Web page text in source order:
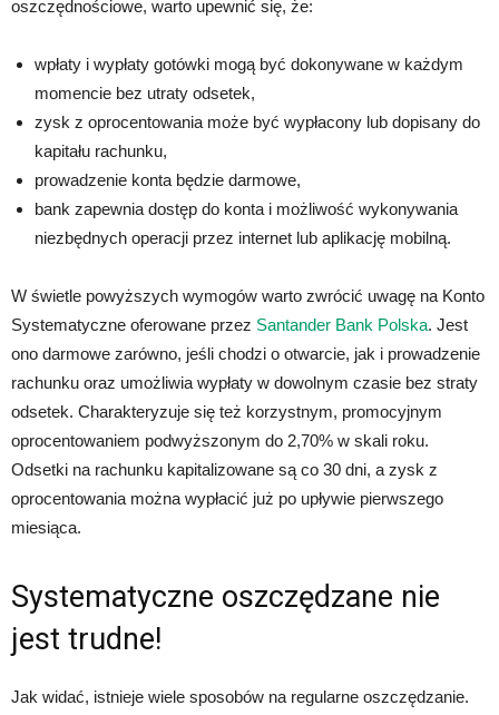
oszczędnościowe, warto upewnić się, że:
wpłaty i wypłaty gotówki mogą być dokonywane w każdym
momencie bez utraty odsetek,
zysk z oprocentowania może być wypłacony lub dopisany do
kapitału rachunku,
prowadzenie konta będzie darmowe,
bank zapewnia dostęp do konta i możliwość wykonywania
niezbędnych operacji przez internet lub aplikację mobilną.
W świetle powyższych wymogów warto zwrócić uwagę na Konto
Systematyczne oferowane przez Santander Bank Polska. Jest
ono darmowe zarówno, jeśli chodzi o otwarcie, jak i prowadzenie
rachunku oraz umożliwia wypłaty w dowolnym czasie bez straty
odsetek. Charakteryzuje się też korzystnym, promocyjnym
oprocentowaniem podwyższonym do 2,70% w skali roku.
Odsetki na rachunku kapitalizowane są co 30 dni, a zysk z
oprocentowania można wypłacić już po upływie pierwszego
miesiąca.
Systematyczne oszczędzane nie
jest trudne!
Jak widać, istnieje wiele sposobów na regularne oszczędzanie.